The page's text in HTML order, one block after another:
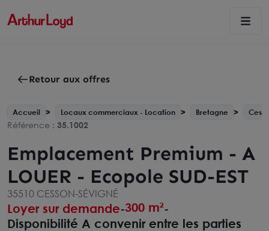
Retour aux offres
Accueil Locaux commerciaux - Location Bretagne
Référence : 35.1002
Emplacement Premium - A
LOUER - Ecopole SUD-EST
35510 CESSON-SÉVIGNÉ
Loyer sur demande-300 m²-
Disponibilité A convenir entre les parties